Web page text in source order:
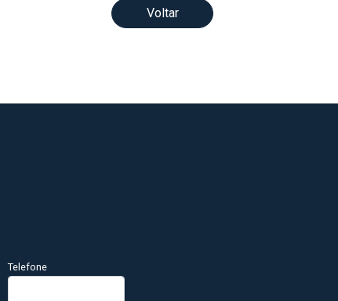
Voltar
Telefone